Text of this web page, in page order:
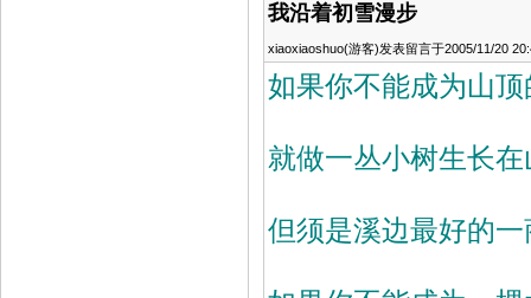
我沿着初雪漫步
xiaoxiaoshuo(游客)发表留言于2005/11/20
如果你不能成为山
就做一丛小树生长
但须是溪边最好的一